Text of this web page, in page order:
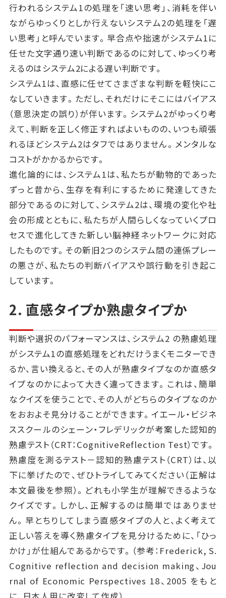
行われるシステム1の処理を「速い思考」、消耗を伴い
ながらゆっくりとしか行えないシステム2の処理を「遅
い思考」と呼んでいます。早合点や拙速がシステム1に
任せた文字通り速い判断であるのに対して、ゆっくり考
えるのはシステム2による遅い判断です。
システム1は、直感に任せてさまざまな判断を軽快にこ
なしていきます。ただし、それだけにそこにはバイアス
（意思決定の誤り）が伴います。システム2がゆっくり考
えて、判断を正しく修正すればよいものの、いつも頑張
れるほどシステム2はタフではありません。メンタルな
コストがかかるからです。
進化論的には、システム1は、私たちが動物的であった
ずっと昔から、生存を有利にするために発達してきた
部分であるのに対して、システム2は、環境の変化や社
会の形成とともに、私たちが人間らしくなっていくプロ
セスで進化してきた新しい脳神経ネットワークに対応
したものです。その新旧2つのシステム間の連係プレー
の悪さが、私たちの判断バイアスや誤行動を引き起こ
しています。
2. 直感タイプか熟慮タイプか
判断や選択のパフォーマンスは、システム2 の熟慮処理
がシステム1の直感処理をどれだけうまくモニターでき
るか、言い換えると、その人が熟慮タイプなのか直感タ
イプなのかによって大きく違ってきます。これは、簡単
なクイズを使うことで、その人がどちらのタイプなのか
をおおよそ見分けることができます。イエール・ビジネ
ススクールのシェーン・フレデリックが考案した認知的
熟慮テスト（CRT：CognitiveReflection Test）です。
熟慮度を測るテスト－認知的熟慮テスト（CRT）は、以
下に挙げたので、ぜひトライしてみてください（正解は
本文最後を参照）。どれも小学生が理解できるような
クイズです。しかし、正解するのは簡単ではありませ
ん。早とちりしてしまう直感タイプの人と、よく考えて
正しい答えを導く熟慮タイプを見分けるために、「ひっ
かけ」が仕組んであるからです。（参考：Frederick, S.
Cognitive reflection and decision making、Jou
rnal of Economic Perspectives 18、2005 をもと